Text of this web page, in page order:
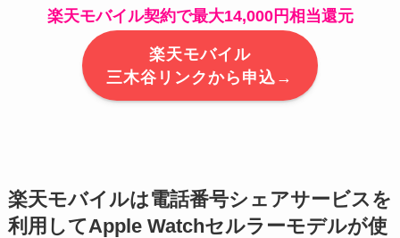
楽天モバイル契約で最大14,000円相当還元
楽天モバイル
三木谷リンクから申込→
楽天モバイルは電話番号シェアサービスを
利用してApple Watchセルラーモデルが使